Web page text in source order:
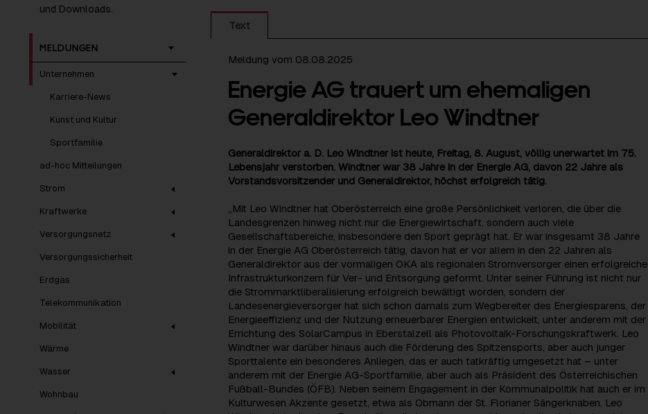
und Downloads.
MELDUNGEN
Unternehmen
Karriere-News
Kunst und Kultur
Sportfamilie
ad-hoc Mitteilungen
Strom
Kraftwerke
Versorgungsnetz
Versorgungssicherheit
Erdgas
Telekommunikation
Mobilität
Wärme
Wasser
Wohnbau
Text
Meldung vom 08.08.2025
Energie AG trauert um ehemaligen
Generaldirektor Leo Windtner
Generaldirektor a. D. Leo Windtner ist heute, Freitag, 8. August, völlig unerwartet im 75.
Lebensjahr verstorben. Windtner war 38 Jahre in der Energie AG, davon 22 Jahre als
Vorstandsvorsitzender und Generaldirektor, höchst erfolgreich tätig.
„Mit Leo Windtner hat Oberösterreich eine große Persönlichkeit verloren, die über die
Landesgrenzen hinweg nicht nur die Energiewirtschaft, sondern auch viele
Gesellschaftsbereiche, insbesondere den Sport geprägt hat. Er war insgesamt 38 Jahre
in der Energie AG Oberösterreich tätig, davon hat er vor allem in den 22 Jahren als
Generaldirektor aus der vormaligen OKA als regionalen Stromversorger einen erfolgreiche
Infrastrukturkonzern für Ver- und Entsorgung geformt. Unter seiner Führung ist nicht nur
die Strommarktliberalisierung erfolgreich bewältigt worden, sondern der
Landesenergieversorger hat sich schon damals zum Wegbereiter des Energiesparens, der
Energieeffizienz und der Nutzung erneuerbarer Energien entwickelt, unter anderem mit der
Errichtung des SolarCampus in Eberstalzell als Photovoltaik-Forschungskraftwerk. Leo
Windtner war darüber hinaus auch die Förderung des Spitzensports, aber auch junger
Sporttalente ein besonderes Anliegen, das er auch tatkräftig umgesetzt hat – unter
anderem mit der Energie AG-Sportfamilie, aber auch als Präsident des Österreichischen
Fußball-Bundes (ÖFB). Neben seinem Engagement in der Kommunalpolitik hat auch er im
Kulturwesen Akzente gesetzt, etwa als Obmann der St. Florianer Sängerknaben. Leo